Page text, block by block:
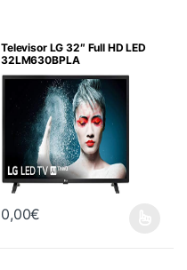
Televisor LG 32″ Full HD LED
32LM630BPLA
0,00€
Este producto tiene múltiples